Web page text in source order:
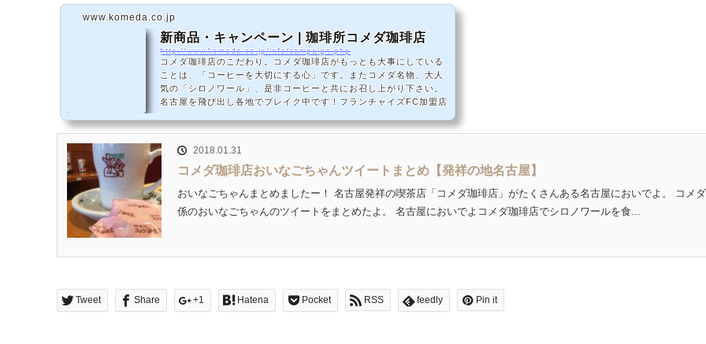
www.komeda.co.jp
新商品・キャンペーン | 珈琲所コメダ珈琲店
http://www.komeda.co.jp/info/campaign.php
コメダ珈琲店のこだわり。コメダ珈琲店がもっとも大事にしている
ことは、「コーヒーを大切にする心」です。またコメダ名物、大人
気の「シロノワール」、是非コーヒーと共にお召し上がり下さい。
名古屋を飛び出し各地でブレイク中です！フランチャイズFC加盟店
2018.01.31
コメダ珈琲店おいなごちゃんツイートまとめ【発祥の地名古屋】
おいなごちゃんまとめましたー！ 名古屋発祥の喫茶店「コメダ珈琲店」がたくさんある名古屋においでよ。 コメ
係のおいなごちゃんのツイートをまとめたよ。 名古屋においでよコメダ珈琲店でシロノワールを食...
Tweet Share +1 Hatena Pocket RSS feedly Pin it